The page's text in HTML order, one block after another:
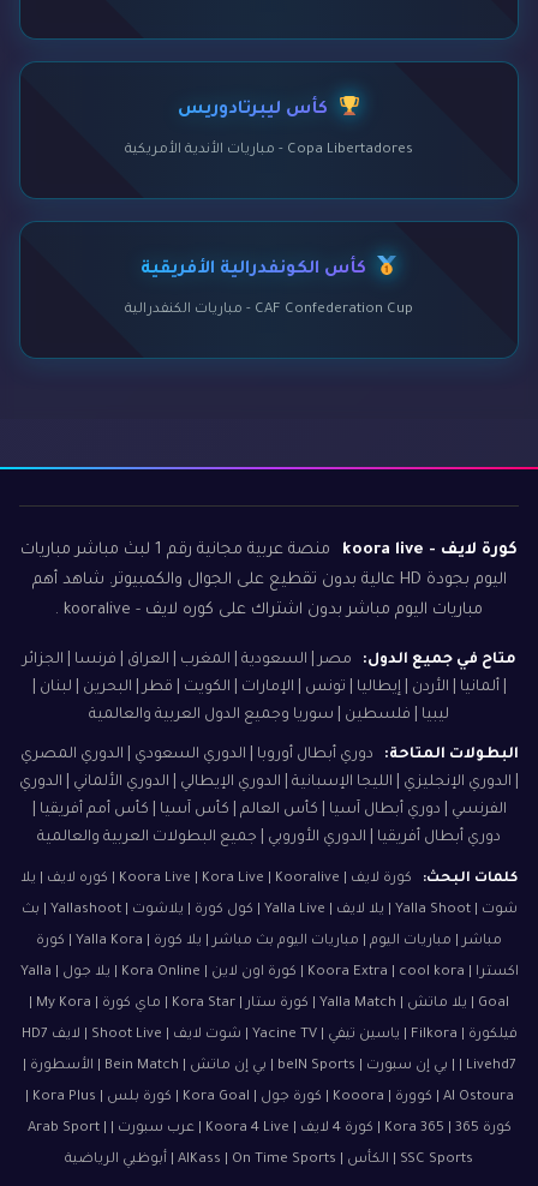
كأس ليبرتادوريس
Copa Libertadores - مباريات الأندية الأمريكية
كأس الكونفدرالية الأفريقية
CAF Confederation Cup - مباريات الكنفدرالية
كورة لايف - koora live
منصة عربية مجانية رقم 1 لبث مباشر مباريات
اليوم بجودة HD عالية بدون تقطيع على الجوال والكمبيوتر. شاهد أهم
مباريات اليوم مباشر بدون اشتراك على كوره لايف - kooralive .
متاح في جميع الدول:
مصر | السعودية | المغرب | العراق | فرنسا | الجزائر
| ألمانيا | الأردن | إيطاليا | تونس | الإمارات | الكويت | قطر | البحرين | لبنان |
ليبيا | فلسطين | سوريا وجميع الدول العربية والعالمية
البطولات المتاحة:
دوري أبطال أوروبا | الدوري السعودي | الدوري المصري
| الدوري الإنجليزي | الليجا الإسبانية | الدوري الإيطالي | الدوري الألماني | الدوري
الفرنسي | دوري أبطال آسيا | كأس العالم | كأس آسيا | كأس أمم أفريقيا |
دوري أبطال أفريقيا | الدوري الأوروبي | جميع البطولات العربية والعالمية
كلمات البحث:
كورة لايف | Koora Live | Kora Live | Kooralive | كوره لايف | يلا
شوت | Yalla Shoot | يلا لايف | Yalla Live | كول كورة | يلاشوت | Yallashoot | بث
مباشر | مباريات اليوم | مباريات اليوم بث مباشر | يلا كورة | Yalla Kora | كورة
اكسترا | Koora Extra | cool kora | كورة اون لاين | Kora Online | يلا جول | Yalla
فيلكورة | Filkora | ياسين تيفي | Yacine TV | شوت لايف | Shoot Live | لايف HD7
| Livehd7 | بي إن سبورت | beIN Sports | بي إن ماتش | Bein Match | الأسطورة |
كورة 365 | Kora 365 | كورة 4 لايف | Koora 4 Live | عرب سبورت | Arab Sport |
SSC Sports | الكأس | AlKass | On Time Sports | أبوظبي الرياضية